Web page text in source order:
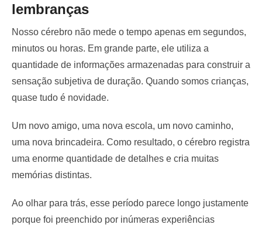
lembranças
Nosso cérebro não mede o tempo apenas em segundos,
minutos ou horas. Em grande parte, ele utiliza a
quantidade de informações armazenadas para construir a
sensação subjetiva de duração. Quando somos crianças,
quase tudo é novidade.
Um novo amigo, uma nova escola, um novo caminho,
uma nova brincadeira. Como resultado, o cérebro registra
uma enorme quantidade de detalhes e cria muitas
memórias distintas.
Ao olhar para trás, esse período parece longo justamente
porque foi preenchido por inúmeras experiências